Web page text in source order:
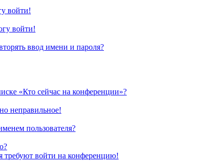
войти!
войти!
ввод имени и пароля?
«Кто сейчас на конференции»?
неправильное!
пользователя?
требуют войти на конференцию!